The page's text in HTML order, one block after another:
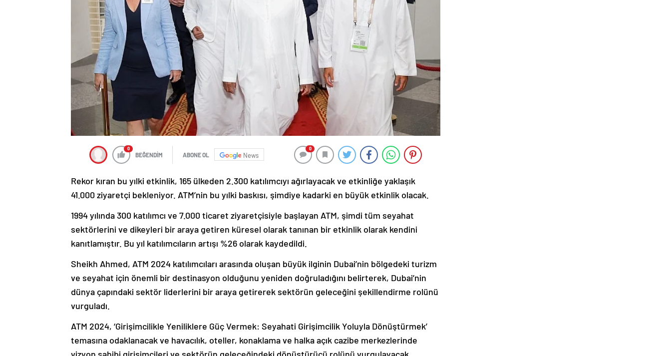
0
BEĞENDİM ABONE OL News
0
Rekor kıran bu yılki etkinlik, 165 ülkeden 2.300 katılımcıyı ağırlayacak ve etkinliğe yaklaşık
41.000 ziyaretçi bekleniyor. ATM’nin bu yılki baskısı, şimdiye kadarki en büyük etkinlik olacak.
1994 yılında 300 katılımcı ve 7.000 ticaret ziyaretçisiyle başlayan ATM, şimdi tüm seyahat
sektörlerini ve dikeyleri bir araya getiren küresel olarak tanınan bir etkinlik olarak kendini
kanıtlamıştır. Bu yıl katılımcıların artışı %26 olarak kaydedildi.
Sheikh Ahmed, ATM 2024 katılımcıları arasında oluşan büyük ilginin Dubai’nin bölgedeki turizm
ve seyahat için önemli bir destinasyon olduğunu yeniden doğruladığını belirterek, Dubai’nin
dünya çapındaki sektör liderlerini bir araya getirerek sektörün geleceğini şekillendirme rolünü
vurguladı.
ATM 2024, ‘Girişimcilikle Yeniliklere Güç Vermek: Seyahati Girişimcilik Yoluyla Dönüştürmek’
temasına odaklanacak ve havacılık, oteller, konaklama ve halka açık cazibe merkezlerinde